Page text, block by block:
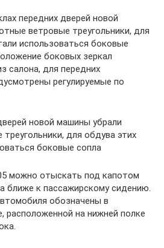
передних дверей новой
ветровые треугольники, для
использоваться боковые
боковых зеркал
салона, для передних
регулируемые по
новой машины убрали
для обдува этих
боковые сопла
можно отыскать под капотом
ближе к пассажирскому сидению.
обозначены в
расположенной на нижней полке